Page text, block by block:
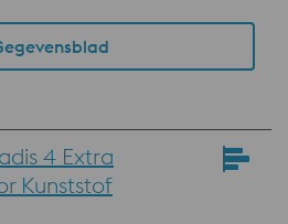
4 Extra
Kunststof